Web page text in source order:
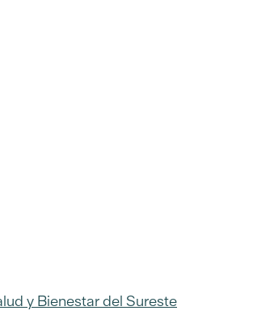
y Bienestar del Sureste